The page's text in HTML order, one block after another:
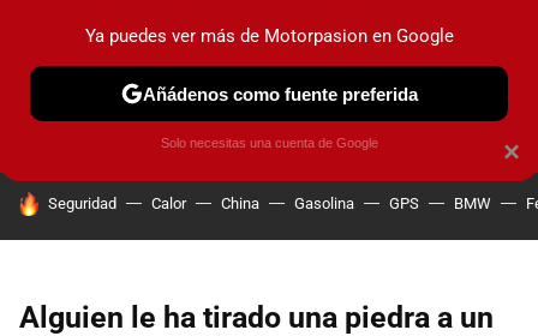
PRUEBAS COCHES ELÉCTRICOS OBSERVATORIO
HOY SE HABLA DE
Seguridad Calor China Gasolina GPS BMW
Alguien le ha tirado una piedra a un
×
Ya puedes ver más de Motorpasion en Google
Añádenos como fuente preferida
Solo necesitas una cuenta de Google